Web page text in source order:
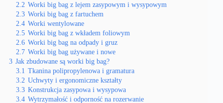
2.2 Worki big bag z lejem zasypowym i wysypowym
2.3 Worki big bag z fartuchem
2.4 Worki wentylowane
2.5 Worki big bag z wkładem foliowym
2.6 Worki big bag na odpady i gruz
2.7 Worki big bag używane i nowe
3 Jak zbudowane są worki big bag?
3.1 Tkanina polipropylenowa i gramatura
3.2 Uchwyty i ergonomiczne kształty
3.3 Konstrukcja zasypowa i wysypowa
3.4 Wytrzymałość i odporność na rozerwanie